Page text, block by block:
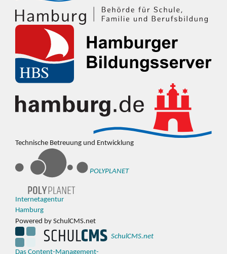
Technische Betreuung und Entwicklung
POLYPLANET
Internetagentur
Hamburg
Powered by SchulCMS.net
SchulCMS.net
Das Content-Management-